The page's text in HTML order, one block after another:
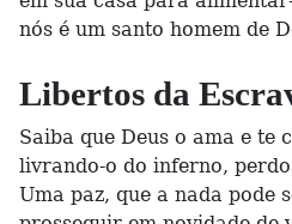
nós é um santo homem de
Libertos da
Saiba que Deus o ama e te
livrando-o do inferno,
Uma paz, que a nada pode